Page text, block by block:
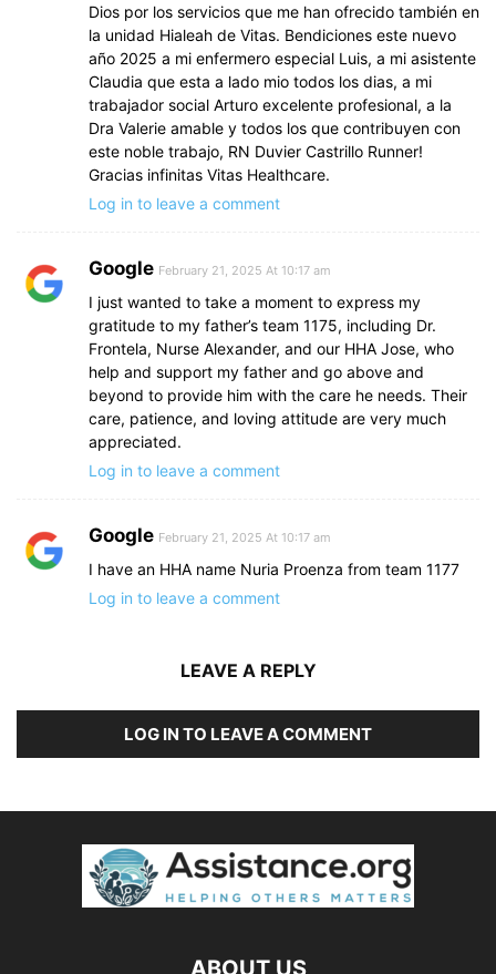
Dios por los servicios que me han ofrecido también en
la unidad Hialeah de Vitas. Bendiciones este nuevo
año 2025 a mi enfermero especial Luis, a mi asistente
Claudia que esta a lado mio todos los dias, a mi
trabajador social Arturo excelente profesional, a la
Dra Valerie amable y todos los que contribuyen con
este noble trabajo, RN Duvier Castrillo Runner!
Gracias infinitas Vitas Healthcare.
Log in to leave a comment
Google February 21, 2025 At 10:17 am
I just wanted to take a moment to express my
gratitude to my father’s team 1175, including Dr.
Frontela, Nurse Alexander, and our HHA Jose, who
help and support my father and go above and
beyond to provide him with the care he needs. Their
care, patience, and loving attitude are very much
appreciated.
Log in to leave a comment
Google February 21, 2025 At 10:17 am
I have an HHA name Nuria Proenza from team 1177
Log in to leave a comment
LEAVE A REPLY
LOG IN TO LEAVE A COMMENT